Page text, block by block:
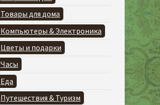
Товары для дома
Компьютеры & Электроника
Цветы и подарки
Часы
Еда
Путешествия & Туризм